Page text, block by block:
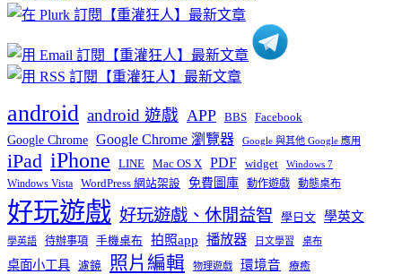
類
android android 遊戲 APP BBS Facebook
Google Chrome Google Chrome 瀏覽器 Google 與其他 Google 應用
iPad iPhone LINE Mac OS X PDF widget Windows 7
Windows Vista WordPress 網站架設 免費圖庫 動作遊戲 動態桌布
好玩遊戲 好玩遊戲、休閒益智 學日文 學英文
學英語 待辦事項 手機桌布 拍照app 播放器 日文學習 桌布
桌面小工具 濾鏡 照片編輯 物理遊戲 環境音 療癒